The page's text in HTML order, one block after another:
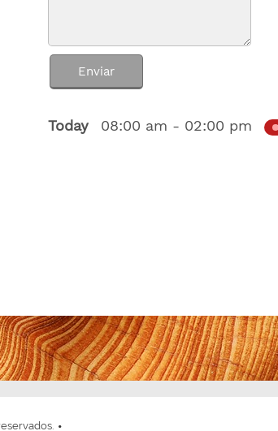
Enviar
Today 08:00 am - 02:00 pm